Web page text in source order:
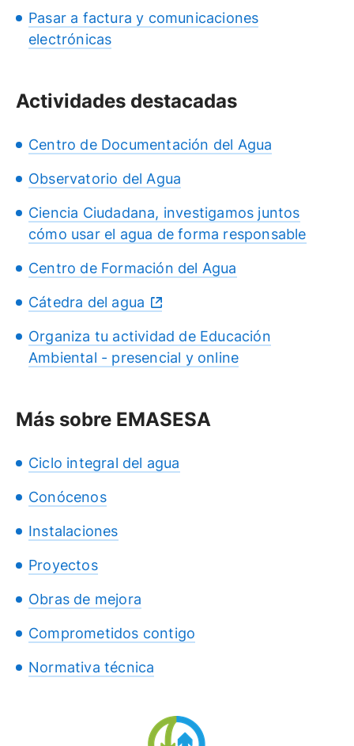
Pasar a factura y comunicaciones
electrónicas
Actividades destacadas
Centro de Documentación del Agua
Observatorio del Agua
Ciencia Ciudadana, investigamos juntos
cómo usar el agua de forma responsable
Centro de Formación del Agua
Cátedra del agua
Organiza tu actividad de Educación
Ambiental - presencial y online
Más sobre EMASESA
Ciclo integral del agua
Conócenos
Instalaciones
Proyectos
Obras de mejora
Comprometidos contigo
Normativa técnica